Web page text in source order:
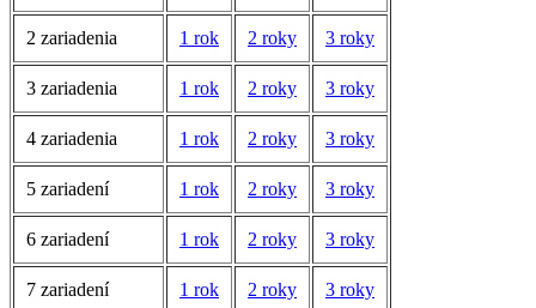
2 zariadenia 1 rok 2 roky 3 roky
3 zariadenia 1 rok 2 roky 3 roky
4 zariadenia 1 rok 2 roky 3 roky
5 zariadení 1 rok 2 roky 3 roky
6 zariadení 1 rok 2 roky 3 roky
7 zariadení 1 rok 2 roky 3 roky